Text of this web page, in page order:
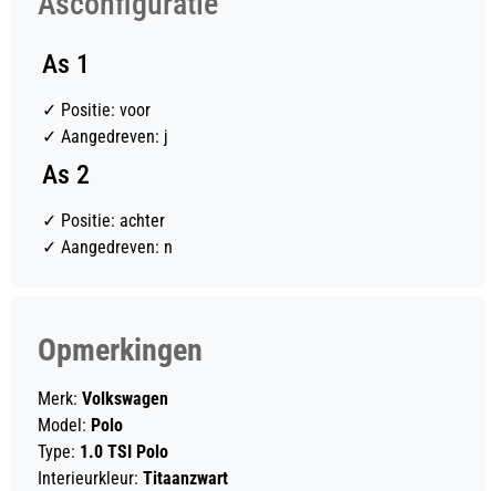
As 1
✓ Positie: voor
✓ Aangedreven: j
As 2
✓ Positie: achter
✓ Aangedreven: n
Opmerkingen
Merk: Volkswagen
Model: Polo
Type: 1.0 TSI Polo
Interieurkleur: Titaanzwart